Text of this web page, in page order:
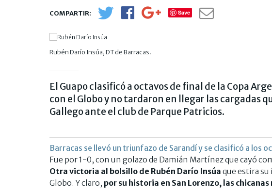
Save
Rubén Darío Insúa, DT de Barracas.
El Guapo clasificó a octavos de final de la Copa
con el Globo y no tardaron en llegar las cargadas
Gallego ante el club de Parque Patricios.
Barracas se llevó un triunfazo de Sarandí y se clasificó a los
Fue por 1-0, con un golazo de Damián Martínez que cayó
Otra victoria al bolsillo de Rubén Darío Insúa que estira
Globo. Y claro, por su historia en San Lorenzo, las